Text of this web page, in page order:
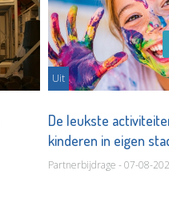
Uit
De leukste
kinderen in eigen
Partnerbijdrage - 07-08-